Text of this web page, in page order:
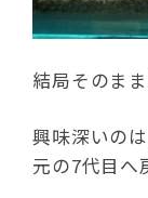
結局そのま
興味深いの
元の7代目へ